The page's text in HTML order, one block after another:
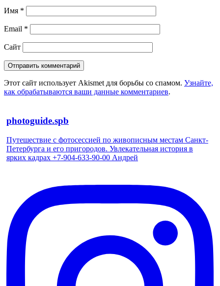
Имя *
Email *
Сайт
Этот сайт использует Akismet для борьбы со спамом. Узнайте,
как обрабатываются ваши данные комментариев.
photoguide.spb
Путешествие с фотосессией по живописным местам Санкт-
Петербурга и его пригородов. Увлекательная история в
ярких кадрах +7-904-633-90-00 Андрей